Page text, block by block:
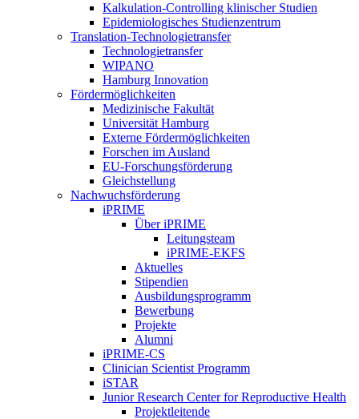
Kalkulation-Controlling klinischer Studien
Epidemiologisches Studienzentrum
Translation-Technologietransfer
Technologietransfer
WIPANO
Hamburg Innovation
Fördermöglichkeiten
Medizinische Fakultät
Universität Hamburg
Externe Fördermöglichkeiten
Forschen im Ausland
EU-Forschungsförderung
Gleichstellung
Nachwuchsförderung
iPRIME
Über iPRIME
Leitungsteam
iPRIME-EKFS
Aktuelles
Stipendien
Ausbildungsprogramm
Bewerbung
Projekte
Alumni
iPRIME-CS
Clinician Scientist Programm
iSTAR
Junior Research Center for Reproductive Health
Projektleitende